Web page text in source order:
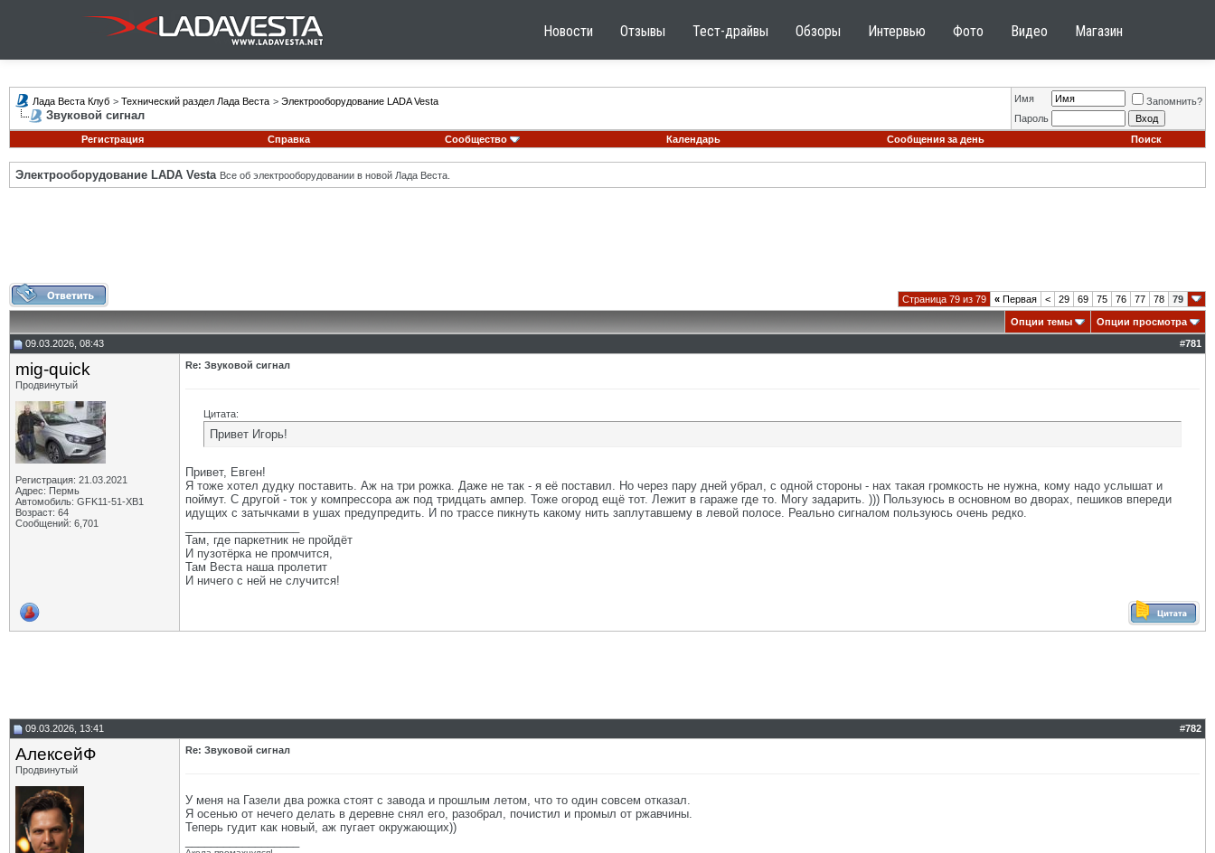
Новости Отзывы Тест-драйвы Обзоры Интервью Фото Видео Магазин
Лада Веста Клуб > Технический раздел Лада Веста > Электрооборудование LADA Vesta
Звуковой сигнал
Имя
Запомнить?
Пароль
Регистрация
Справка Сообщество Календарь Сообщения за день Поиск
Электрооборудование LADA Vesta Все об электрооборудовании в новой Лада Веста.
Страница 79 из 79 « Первая < 29 69 75 76 77 78 79
Опции темы
Опции просмотра
09.03.2026, 08:43
#781
mig-quick
Продвинутый
Регистрация: 21.03.2021
Адрес: Пермь
Автомобиль: GFK11-51-ХВ1
Возраст: 64
Сообщений: 6,701
Re: Звуковой сигнал
Цитата:
Привет Игорь!
Привет, Евген!
Я тоже хотел дудку поставить. Аж на три рожка. Даже не так - я её поставил. Но через пару дней убрал, с одной стороны - нах такая громкость не нужна, кому надо услышат и
поймут. С другой - ток у компрессора аж под тридцать ампер. Тоже огород ещё тот. Лежит в гараже где то. Могу задарить. ))) Пользуюсь в основном во дворах, пешиков впереди
идущих с затычками в ушах предупредить. И по трассе пикнуть какому нить заплутавшему в левой полосе. Реально сигналом пользуюсь очень редко.
Там, где паркетник не пройдёт
И пузотёрка не промчится,
Там Веста наша пролетит
И ничего с ней не случится!
09.03.2026, 13:41 #782
АлексейФ
Продвинутый
Re: Звуковой сигнал
У меня на Газели два рожка стоят с завода и прошлым летом, что то один совсем отказал.
Я осенью от нечего делать в деревне снял его, разобрал, почистил и промыл от ржавчины.
Теперь гудит как новый, аж пугает окружающих))